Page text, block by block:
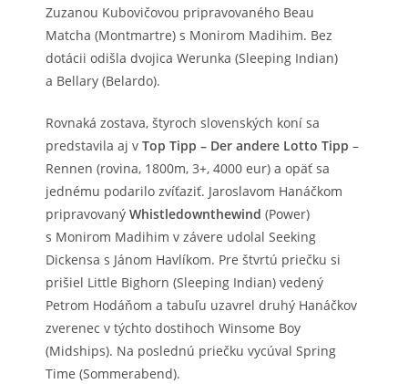
Zuzanou Kubovičovou pripravovaného Beau
Matcha (Montmartre) s Monirom Madihim. Bez
dotácii odišla dvojica Werunka (Sleeping Indian)
a Bellary (Belardo).
Rovnaká zostava, štyroch slovenských koní sa
predstavila aj v Top Tipp – Der andere Lotto Tipp –
Rennen (rovina, 1800m, 3+, 4000 eur) a opäť sa
jednému podarilo zvíťaziť. Jaroslavom Hanáčkom
pripravovaný Whistledownthewind (Power)
s Monirom Madihim v závere udolal Seeking
Dickensa s Jánom Havlíkom. Pre štvrtú priečku si
prišiel Little Bighorn (Sleeping Indian) vedený
Petrom Hodáňom a tabuľu uzavrel druhý Hanáčkov
zverenec v týchto dostihoch Winsome Boy
(Midships). Na poslednú priečku vycúval Spring
Time (Sommerabend).